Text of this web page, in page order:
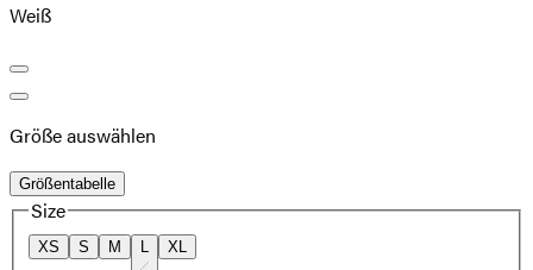
Weiß
Größe auswählen
Größentabelle
Size
XS S M L XL